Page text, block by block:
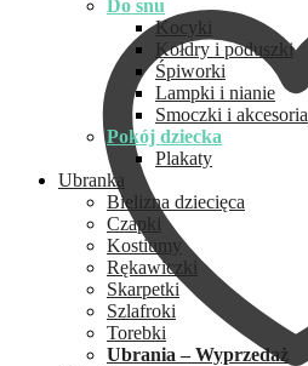
Do snu
Kocyki
Kołdry i poduszki
Śpiworki
Lampki i nianie
Smoczki i akcesoria
Pokój dziecka
Plakaty
Ubranka
Bielizna dziecięca
Czapki
Kostiumy
Rękawiczki
Skarpetki
Szlafroki
Torebki
Ubrania – Wyprzedaż